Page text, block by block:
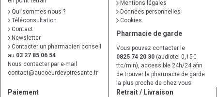
Qui sommes-nous ?
Téléconsultation
Contact
Newsletter
Contacter un pharmacien conseil
au 03 27 85 06 54
Nous contacter par e-mail
contact@aucoeurdevotresante.fr
Mentions légales
Données personnelles
Cookies
Pharmacie de garde
Vous pouvez contacter le
0825 74 20 30 (audiotel 0,15€
ttc/min), accessible 24h/24 afin
de trouver la pharmacie de garde
la plus proche de chez vous
Paiement Retrait / Livraison